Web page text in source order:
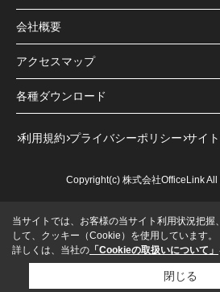
会社概要
アクセスマップ
各種ダウンロード
利用規約 プライバシーポリシー サイ
Copyright(c) 株式会社OfficeLink
当サイトでは、お客様の当サイト利用状況把握
して、クッキー（Cookie）を使用しています。
詳しくは、当社の 「Cookieの取扱いについて」
閉じる